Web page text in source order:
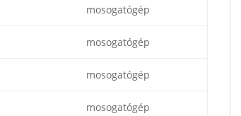
mosogatógép
mosogatógép
mosogatógép
mosogatógép